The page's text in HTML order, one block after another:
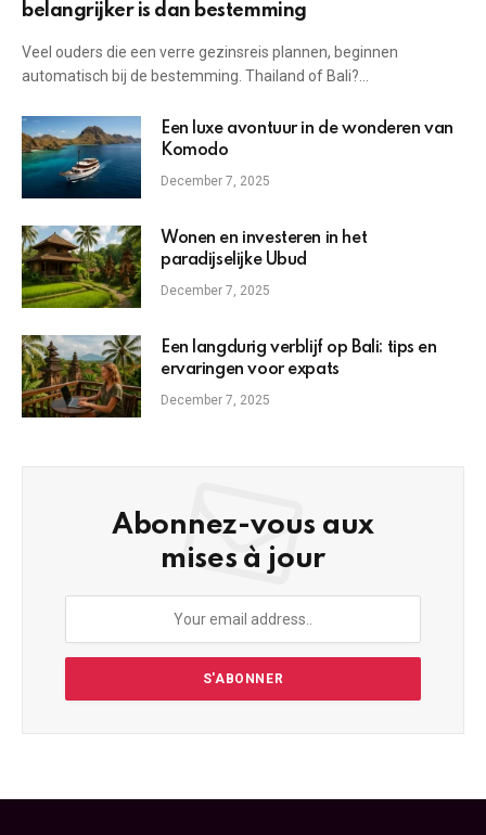
belangrijker is dan bestemming
Veel ouders die een verre gezinsreis plannen, beginnen
automatisch bij de bestemming. Thailand of Bali?…
Een luxe avontuur in de wonderen van
Komodo
December 7, 2025
Wonen en investeren in het
paradijselijke Ubud
December 7, 2025
Een langdurig verblijf op Bali: tips en
ervaringen voor expats
December 7, 2025
Abonnez-vous aux
mises à jour